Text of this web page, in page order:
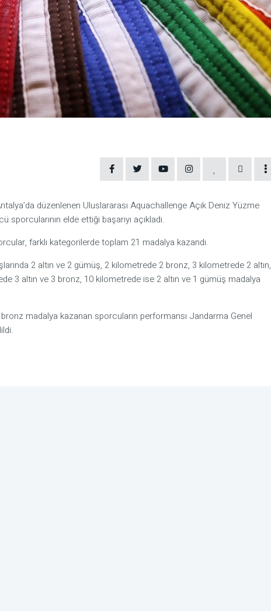
düzenlenen Uluslararası Aquachallenge Açık Deniz Yüzme
sporcularının elde ettiği başarıyı açıkladı.
farklı kategorilerde toplam 21 madalya kazandı.
2 altın ve 2 gümüş, 2 kilometrede 2 bronz, 3 kilometrede 2 altın,
3 altın ve 3 bronz, 10 kilometrede ise 2 altın ve 1 gümüş madalya
madalya kazanan sporcuların performansı Jandarma Genel